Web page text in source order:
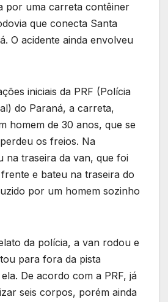
por uma carreta contêiner
que conecta Santa
O acidente ainda envolveu
iniciais da PRF (Polícia
do Paraná, a carreta,
homem de 30 anos, que se
os freios. Na
na traseira da van, que foi
e bateu na traseira do
por um homem sozinho
da polícia, a van rodou e
para fora da pista
De acordo com a PRF, já
seis corpos, porém ainda